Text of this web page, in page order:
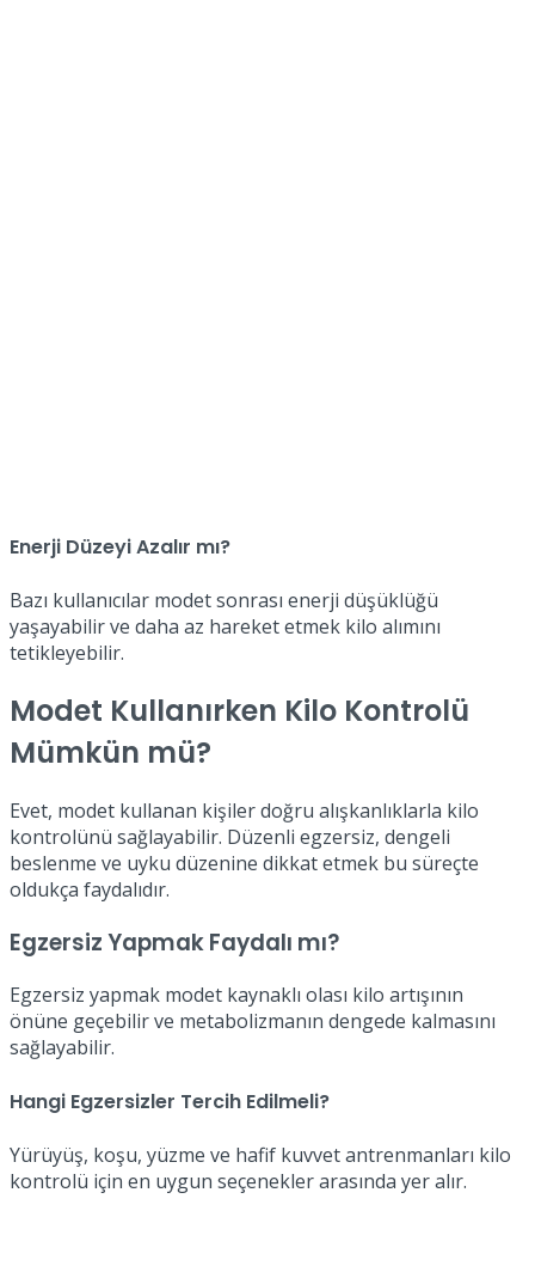
Enerji Düzeyi Azalır mı?
Bazı kullanıcılar modet sonrası enerji düşüklüğü
yaşayabilir ve daha az hareket etmek kilo alımını
tetikleyebilir.
Modet Kullanırken Kilo Kontrolü
Mümkün mü?
Evet, modet kullanan kişiler doğru alışkanlıklarla kilo
kontrolünü sağlayabilir. Düzenli egzersiz, dengeli
beslenme ve uyku düzenine dikkat etmek bu süreçte
oldukça faydalıdır.
Egzersiz Yapmak Faydalı mı?
Egzersiz yapmak modet kaynaklı olası kilo artışının
önüne geçebilir ve metabolizmanın dengede kalmasını
sağlayabilir.
Hangi Egzersizler Tercih Edilmeli?
Yürüyüş, koşu, yüzme ve hafif kuvvet antrenmanları kilo
kontrolü için en uygun seçenekler arasında yer alır.